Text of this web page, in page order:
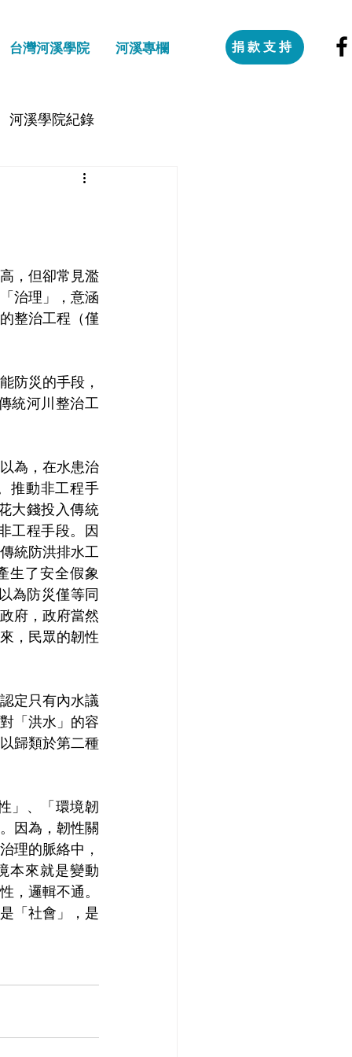
台灣河溪學院 河溪專欄 捐款支持
河溪學院紀錄
，但卻常見濫
治理」，意涵
整治工程（僅
防災的手段，
統河川整治工
為，在水患治
推動非工程手
大錢投入傳統
工程手段。因
統防洪排水工
生了安全假象
為防災僅等同
府，政府當然
，民眾的韌性
定只有內水議
「洪水」的容
歸類於第二種
」、「環境韌
因為，韌性關
理的脈絡中，
本來就是變動
，邏輯不通。
「社會」，是